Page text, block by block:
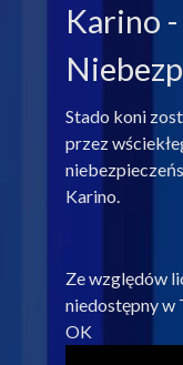
Karino
Stado koni
przez
Karino.
Ze względów
niedostępny w
OK